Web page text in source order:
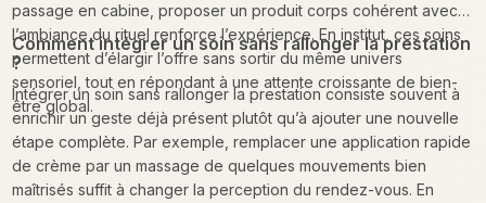
passage en cabine, proposer un produit corps cohérent avec
l’ambiance du rituel renforce l’expérience. En institut, ces soins
permettent d’élargir l’offre sans sortir du même univers
sensoriel, tout en répondant à une attente croissante de bien-
être global.
Comment intégrer un soin sans rallonger la prestation
?
Intégrer un soin sans rallonger la prestation consiste souvent à
enrichir un geste déjà présent plutôt qu’à ajouter une nouvelle
étape complète. Par exemple, remplacer une application rapide
de crème par un massage de quelques mouvements bien
maîtrisés suffit à changer la perception du rendez-vous. En